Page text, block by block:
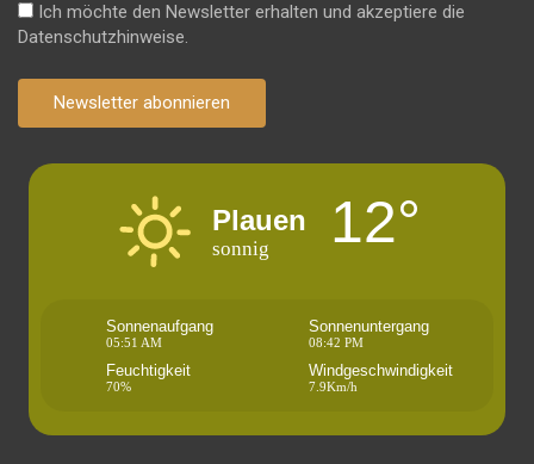
Ich möchte den Newsletter erhalten und akzeptiere die
Datenschutzhinweise.
Newsletter abonnieren
Plauen
sonnig 12°
Sonnenaufgang
05:51 AM
Sonnenuntergang
08:42 PM
Feuchtigkeit
70%
Windgeschwindigkeit
7.9Km/h